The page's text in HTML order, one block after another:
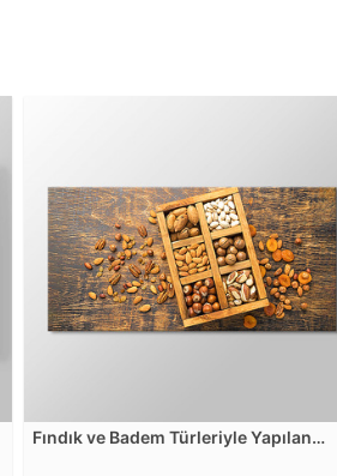
Fındık ve Badem Türleriyle Yapılan